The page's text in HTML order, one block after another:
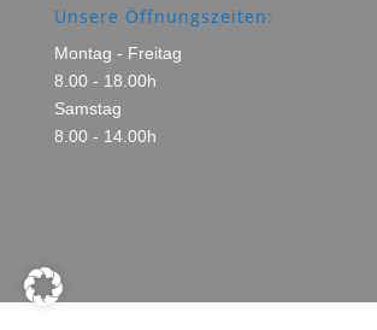
Unsere Öffnungszeiten:
Montag - Freitag
8.00 - 18.00h
Samstag
8.00 - 14.00h